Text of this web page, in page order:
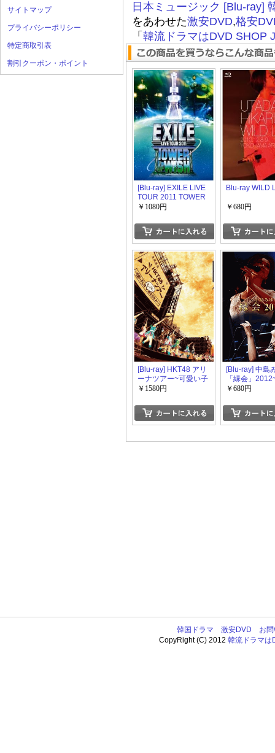
サイトマップ
プライバシーポリシー
特定商取引表
割引クーポン・ポイント
日本ミュージック [Blu-ray]
をあわせた激安DVD,格安
「 韓流ドラマはDVD SHOP
[Blu-ray] EXILE LIVE
TOUR 2011 TOWER
OF WISH ~願いの塔~
￥1080円
Blu-ray WILD
￥680円
[Blu-ray] HKT48 アリ
ーナツアー~可愛い子
にはもっと旅をさせ
￥1580円
[Blu-ray] 中島
「縁会」
￥680円
韓国ドラマ 激安DVD
お
CopyRight (C) 2012韓流ドラマは